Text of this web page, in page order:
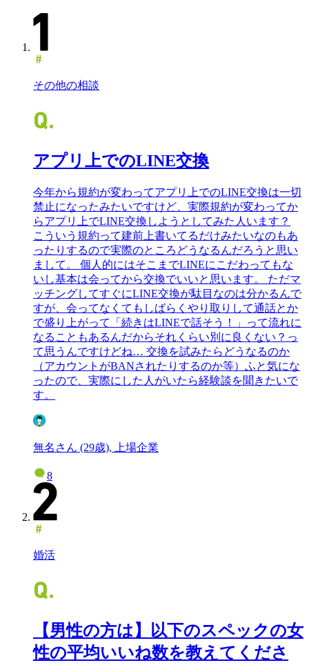
その他の相談
アプリ上でのLINE交換
今年から規約が変わってアプリ上でのLINE交換は一切
禁止になったみたいですけど、実際規約が変わってか
らアプリ上でLINE交換しようとしてみた人います？
こういう規約って建前上書いてるだけみたいなのもあ
ったりするので実際のところどうなるんだろうと思い
まして。 個人的にはそこまでLINEにこだわってもな
いし基本は会ってから交換でいいと思います。 ただマ
ッチングしてすぐにLINE交換が駄目なのは分かるんで
すが、会ってなくてもしばらくやり取りして通話とか
で盛り上がって「続きはLINEで話そう！」って流れに
なることもあるんだからそれくらい別に良くない？っ
て思うんですけどね… 交換を試みたらどうなるのか
（アカウントがBANされたりするのか等）ふと気にな
ったので、実際にした人がいたら経験談を聞きたいで
す。
無名さん (29歳), 上場企業
8
婚活
【男性の方は】以下のスペックの女
性の平均いいね数を教えてくださ